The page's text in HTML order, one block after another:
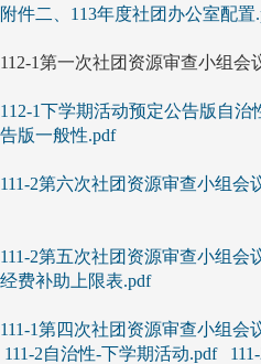
附件二、113年度社团办公室配置
112-1第一次社团资源审查小组会
112-1下学期活动预定公告版自治
告版一般性.pdf
111-2第六次社团资源审查小组
111-2第五次社团资源审查小组会
经费补助上限表.pdf
111-1第四次社团资源审查小组会
111-2自治性-下学期活动.pdf